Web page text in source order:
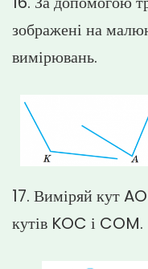
зображені на
вимірювань.
17. Виміряй кут
кутів KOC і COM.